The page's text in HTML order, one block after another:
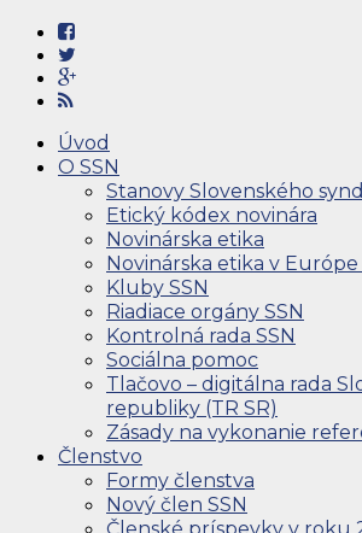
Úvod
O SSN
Stanovy Slovenského
Etický kódex novinára
Novinárska etika
Novinárska etika v Európe
Kluby SSN
Riadiace orgány SSN
Kontrolná rada SSN
Sociálna pomoc
Tlačovo – digitálna rada
republiky (TR SR)
Zásady na vykonanie
Členstvo
Formy členstva
Nový člen SSN